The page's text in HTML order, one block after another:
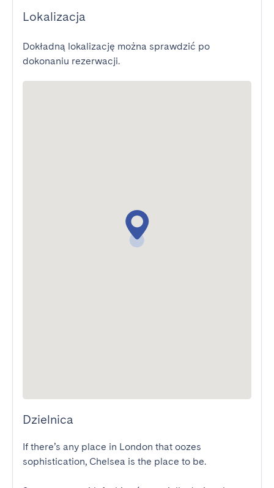
Lokalizacja
Dokładną lokalizację można sprawdzić po
dokonaniu rezerwacji.
Dzielnica
If there’s any place in London that oozes
sophistication, Chelsea is the place to be.